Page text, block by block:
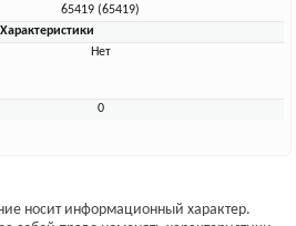
65419 (65419)
Характеристики
Нет
0
носит информационный характер.